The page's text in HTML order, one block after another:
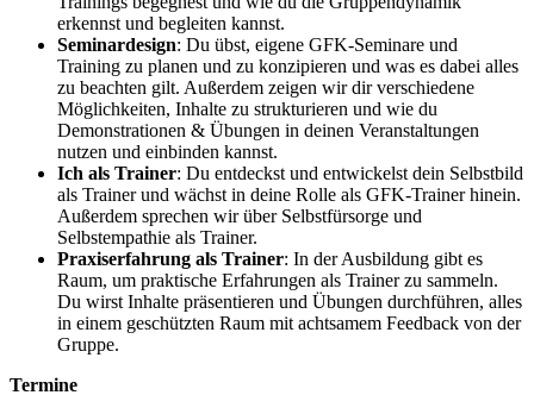
erkennst und begleiten kannst.
Seminardesign: Du übst, eigene GFK-Seminare und
Training zu planen und zu konzipieren und was es dabei alles
zu beachten gilt. Außerdem zeigen wir dir verschiedene
Möglichkeiten, Inhalte zu strukturieren und wie du
Demonstrationen & Übungen in deinen Veranstaltungen
nutzen und einbinden kannst.
Ich als Trainer: Du entdeckst und entwickelst dein Selbstbild
als Trainer und wächst in deine Rolle als GFK-Trainer hinein.
Außerdem sprechen wir über Selbstfürsorge und
Selbstempathie als Trainer.
Praxiserfahrung als Trainer: In der Ausbildung gibt es
Raum, um praktische Erfahrungen als Trainer zu sammeln.
Du wirst Inhalte präsentieren und Übungen durchführen, alles
in einem geschützten Raum mit achtsamem Feedback von der
Gruppe.
Termine